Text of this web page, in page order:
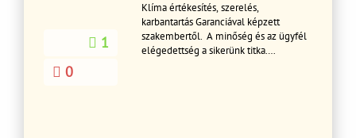
1
0
Klíma értékesítés, szerelés,
karbantartás Garanciával képzett
szakembertől. A minőség és az ügyfél
elégedettség a sikerünk titka.